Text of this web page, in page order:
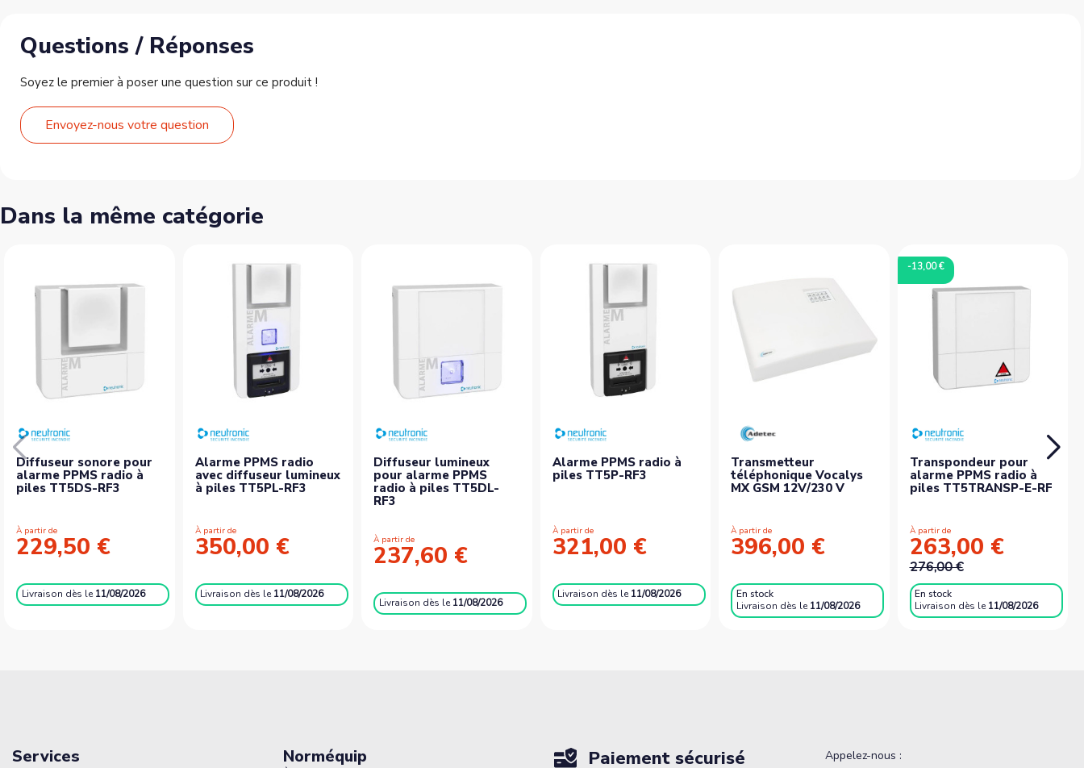
Questions / Réponses
Soyez le premier à poser une question sur ce produit !
Envoyez-nous votre question
Dans la même catégorie
Diffuseur sonore pour
alarme PPMS radio à
piles TT5DS-RF3
À partir de
229,50 €
Livraison dès le 11/08/2026
Alarme PPMS radio
avec diffuseur lumineux
à piles TT5PL-RF3
À partir de
350,00 €
Livraison dès le 11/08/2026
Diffuseur lumineux
pour alarme PPMS
radio à piles TT5DL-
RF3
À partir de
237,60 €
Livraison dès le 11/08/2026
Alarme PPMS radio à
piles TT5P-RF3
À partir de
321,00 €
Livraison dès le 11/08/2026
Transmetteur
téléphonique Vocalys
MX GSM 12V/230 V
À partir de
396,00 €
En stock
Livraison dès le 11/08/2026
Transpondeur pour
alarme PPMS radio à
piles TT5TRANSP-E-RF
À partir de
263,00 €
276,00 €
En stock
Livraison dès le 11/08/2026
-13,00 €
Services Norméquip Paiement sécurisé Appelez-nous :